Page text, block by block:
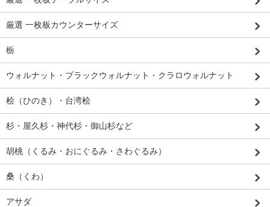
厳選 一枚板カウンターサイズ
栃
ウォルナット・ブラックウォルナット・クラロウォルナット
桧（ひのき）・台湾桧
杉・屋久杉・神代杉・御山杉など
胡桃（くるみ・おにぐるみ・さわぐるみ）
桑（くわ）
アサダ